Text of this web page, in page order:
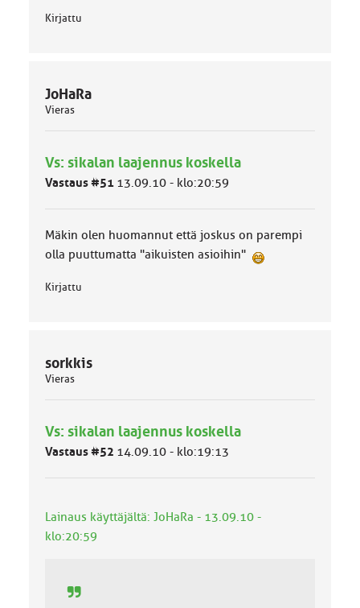
Kirjattu
JoHaRa
Vieras
Vs: sikalan laajennus koskella
Vastaus #51 13.09.10 - klo:20:59
Mäkin olen huomannut että joskus on parempi
olla puuttumatta "aikuisten asioihin"
Kirjattu
sorkkis
Vieras
Vs: sikalan laajennus koskella
Vastaus #52 14.09.10 - klo:19:13
Lainaus käyttäjältä: JoHaRa - 13.09.10 -
klo:20:59